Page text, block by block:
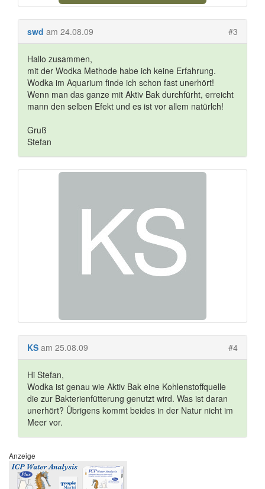
swd am 24.08.09 #3
Hallo zusammen,
mit der Wodka Methode habe ich keine Erfahrung.
Wodka im Aquarium finde ich schon fast unerhört!
Wenn man das ganze mit Aktiv Bak durchfürht, erreicht
mann den selben Efekt und es ist vor allem natürlch!
Gruß
Stefan
KS am 25.08.09 #4
Hi Stefan,
Wodka ist genau wie Aktiv Bak eine Kohlenstoffquelle
die zur Bakterienfütterung genutzt wird. Was ist daran
unerhört? Übrigens kommt beides in der Natur nicht im
Meer vor.
Anzeige